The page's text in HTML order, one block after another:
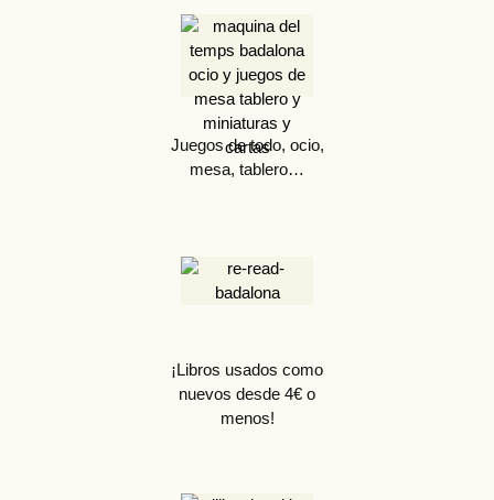
Juegos de todo, ocio,
mesa, tablero…
¡Libros usados como
nuevos desde 4€ o
menos!